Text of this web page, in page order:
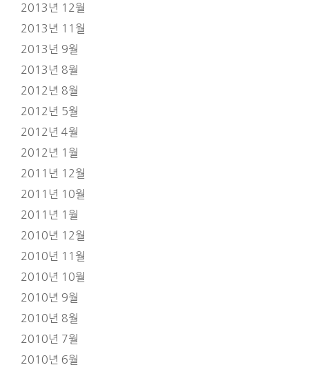
2013년 12월
2013년 11월
2013년 9월
2013년 8월
2012년 8월
2012년 5월
2012년 4월
2012년 1월
2011년 12월
2011년 10월
2011년 1월
2010년 12월
2010년 11월
2010년 10월
2010년 9월
2010년 8월
2010년 7월
2010년 6월